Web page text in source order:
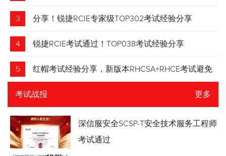
3 分享！锐捷RCIE专家级TOP302考试经验分享
4 锐捷RCIE考试通过！TOP038考试经验分享
5 红帽考试经验分享，新版本RHCSA+RHCE考试避免
踩坑
考试战报 更多
深信服安全SCSP-T安全技术服务工程师
考试通过